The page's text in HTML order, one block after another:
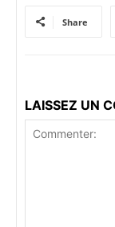
Share
LAISSEZ UN